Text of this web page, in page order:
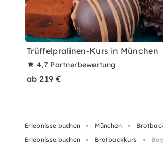
Trüffelpralinen-Kurs in München
4,7 Partnerbewertung
ab 219 €
Erlebnisse buchen München
Erlebnisse buchen
Brotbackkurs